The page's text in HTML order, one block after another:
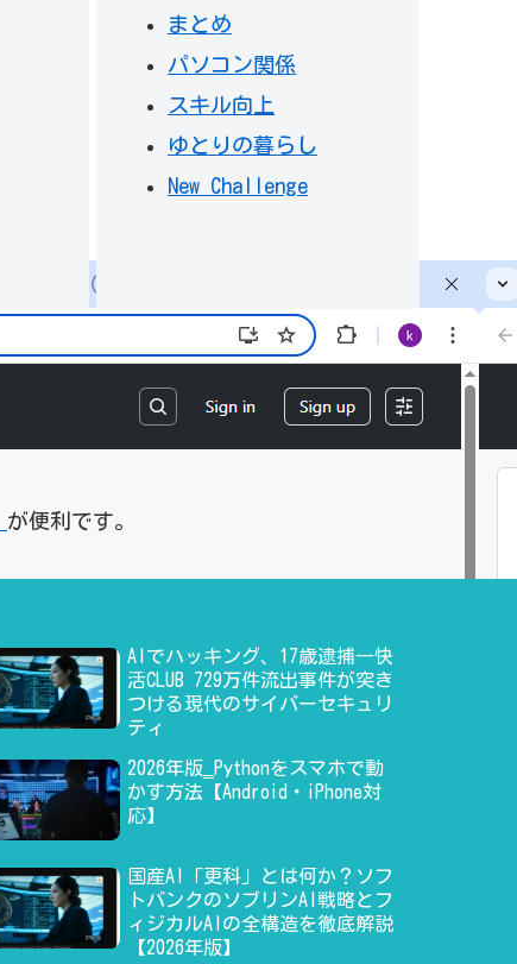
まとめ
パソコン関係
スキル向上
ゆとりの暮らし
New Challenge
が便利です。
AIでハッキング、17歳逮捕―快
活CLUB 729万件流出事件が突き
つける現代のサイバーセキュリ
ティ
2026年版‗Pythonをスマホで動
かす方法【Android・iPhone対
応】
国産AI「更科」とは何か？ソフ
トバンクのソブリンAI戦略とフ
ィジカルAIの全構造を徹底解説
【2026年版】